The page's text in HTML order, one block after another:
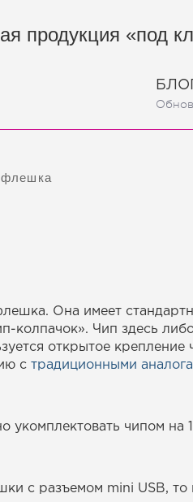
продукция «под
БЛОГ
Она имеет
колпачок». Чип здесь
открытое крепление
с традиционными
чипом на
с разъемом mini USB, то